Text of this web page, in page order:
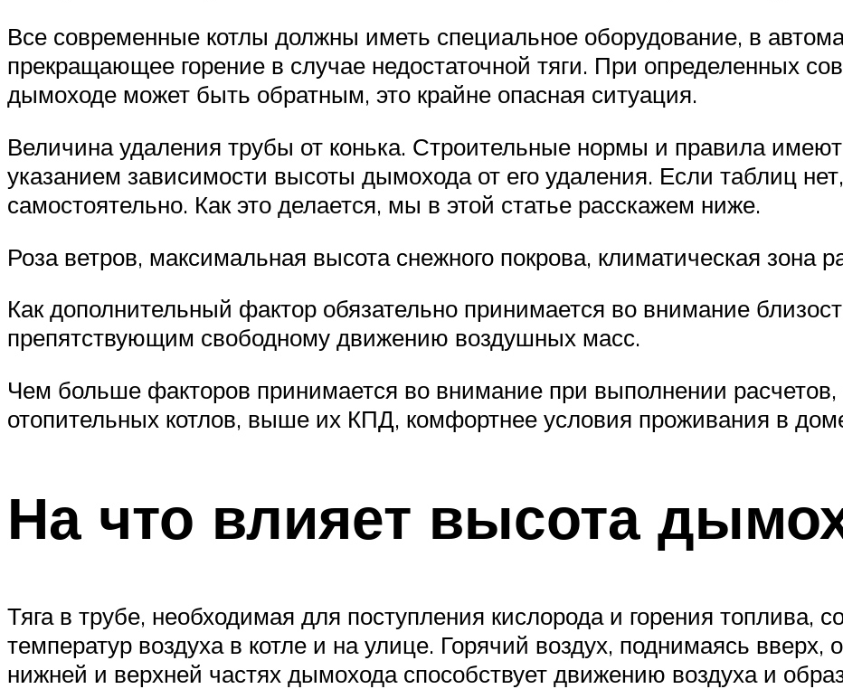
Все современные котлы должны иметь специальное оборудование, в
прекращающее горение в случае недостаточной тяги. При определенных
дымоходе может быть обратным, это крайне опасная ситуация.
Величина удаления трубы от конька. Строительные нормы и правила
указанием зависимости высоты дымохода от его удаления. Если таблиц
самостоятельно. Как это делается, мы в этой статье расскажем ниже.
Роза ветров, максимальная высота снежного покрова, климатическая зона
Как дополнительный фактор обязательно принимается во внимание
препятствующим свободному движению воздушных масс.
Чем больше факторов принимается во внимание при выполнении расчетов,
отопительных котлов, выше их КПД, комфортнее условия проживания в
На что влияет высота
Тяга в трубе, необходимая для поступления кислорода и горения топлива,
температур воздуха в котле и на улице. Горячий воздух, поднимаясь вверх,
нижней и верхней частях дымохода способствует движению воздуха и